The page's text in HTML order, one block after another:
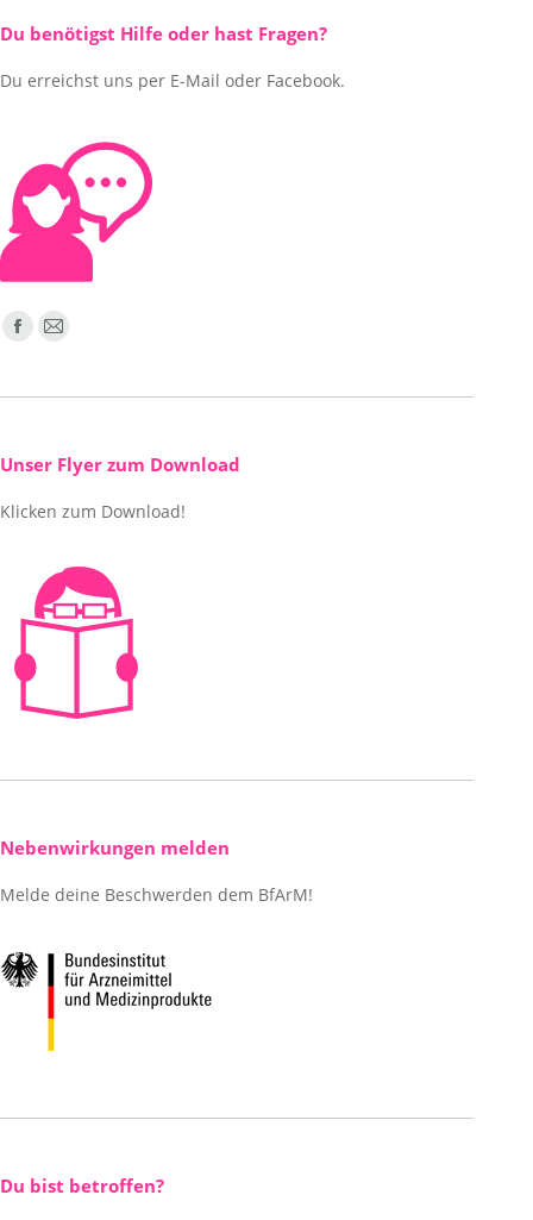
Du benötigst Hilfe oder hast Fragen?
Du erreichst uns per E-Mail oder Facebook.
Finden Sie uns auf:
Facebook
opens
new
E-
page
in
window
Unser Flyer zum Download
Klicken zum Download!
Nebenwirkungen melden
Melde deine Beschwerden dem BfArM!
Du bist betroffen?